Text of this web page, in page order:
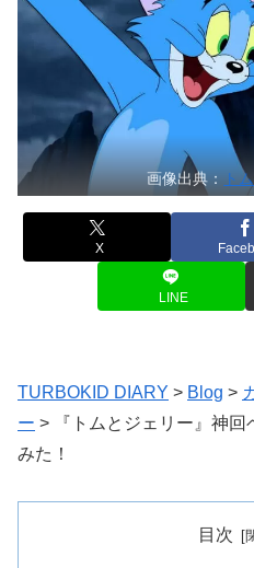
画像出典：ト
X
LINE
TURBOKID DIARY > Blog >
ー >
『トムとジェリー』神
みた！
目次